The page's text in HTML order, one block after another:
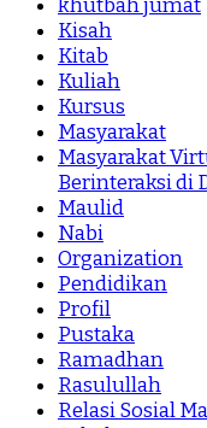
khutbah jumat
Kisah
Kitab
Kuliah
Kursus
Masyarakat
Masyarakat
Berinteraksi di
Maulid
Nabi
Organization
Pendidikan
Profil
Pustaka
Ramadhan
Rasulullah
Relasi Sosial